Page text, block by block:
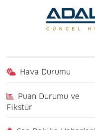
Hava Durumu
Puan Durumu ve
Fikstür